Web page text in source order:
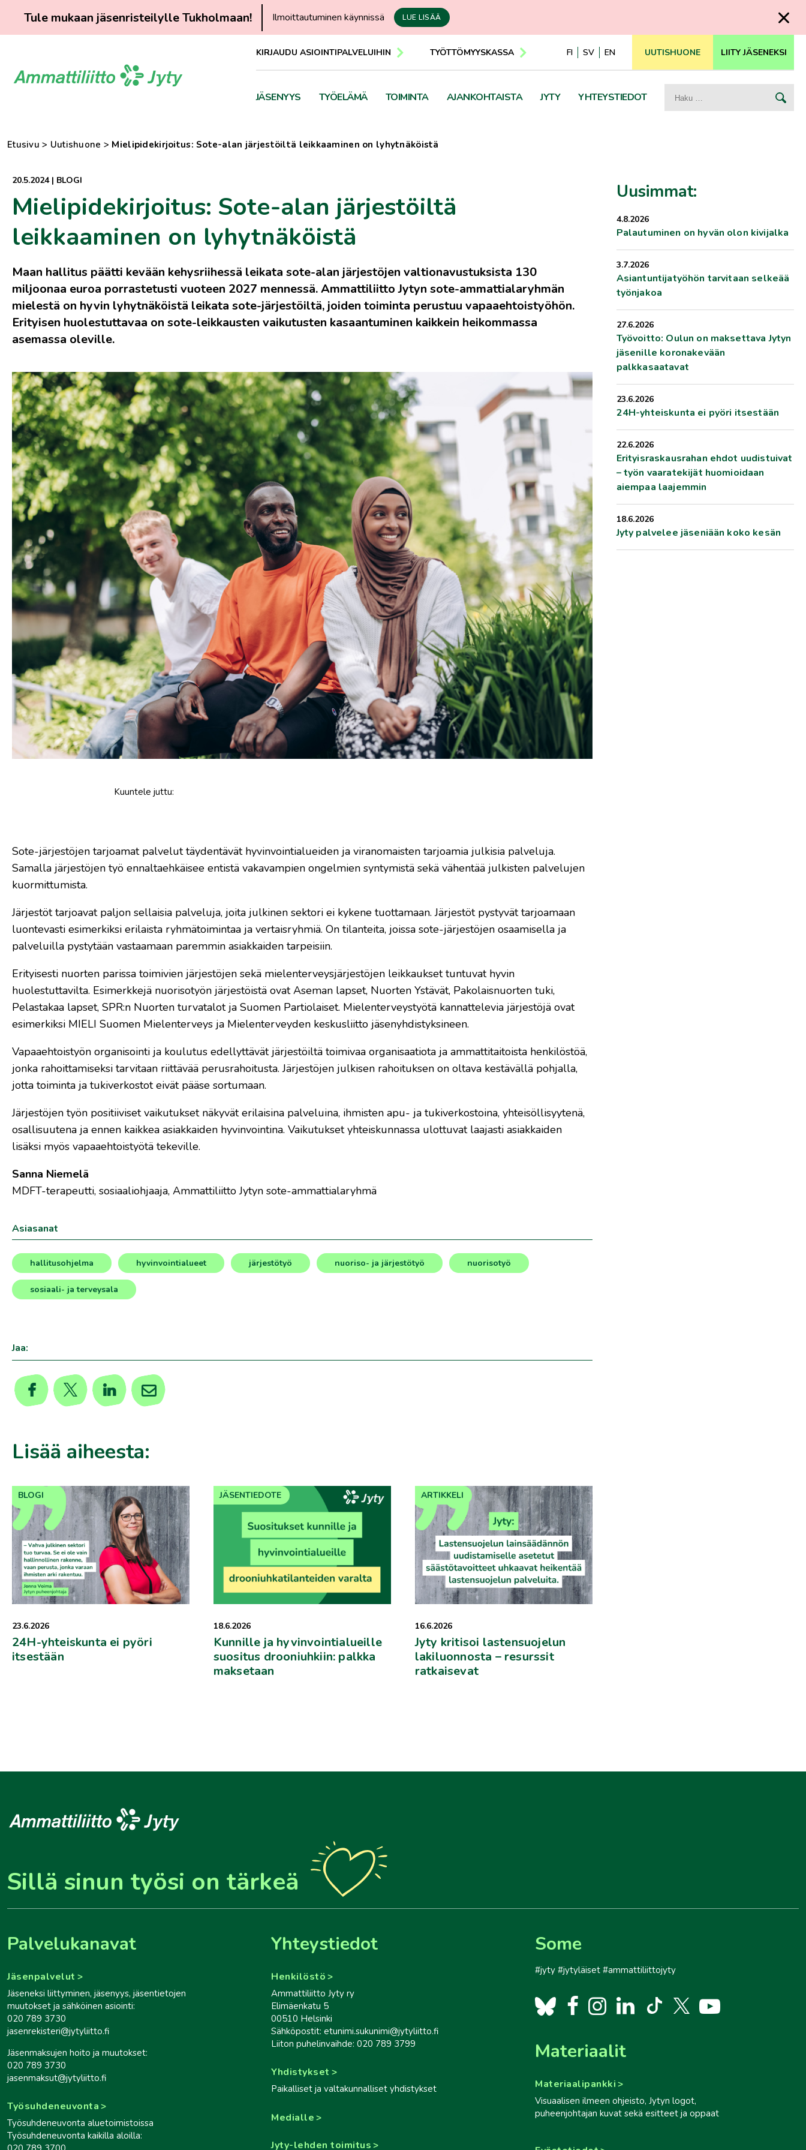
Tule mukaan jäsenristeilylle Tukholmaan! Ilmoittautuminen käynnissä LUE LISÄÄ
sisältöön
KIRJAUDU ASIOINTIPALVELUIHIN TYÖTTÖMYYSKASSA FI SV EN UUTISHUONE LIITY JÄSENEKSI
JÄSENYYS TYÖELÄMÄ TOIMINTA AJANKOHTAISTA JYTY YHTEYSTIEDOT Haku:
Etusivu > Uutishuone > Mielipidekirjoitus: Sote-alan järjestöiltä leikkaaminen on lyhytnäköistä
20.5.2024| BLOGI
Mielipidekirjoitus: Sote-alan järjestöiltä
leikkaaminen on lyhytnäköistä
Maan hallitus päätti kevään kehysriihessä leikata sote-alan järjestöjen valtionavustuksista 130
miljoonaa euroa porrastetusti vuoteen 2027 mennessä. Ammattiliitto Jytyn sote-ammattialaryhmän
mielestä on hyvin lyhytnäköistä leikata sote-järjestöiltä, joiden toiminta perustuu vapaaehtoistyöhön.
Erityisen huolestuttavaa on sote-leikkausten vaikutusten kasaantuminen kaikkein heikommassa
asemassa oleville.
Kuuntele juttu:
Sote-järjestöjen tarjoamat palvelut täydentävät hyvinvointialueiden ja viranomaisten tarjoamia julkisia palveluja.
Samalla järjestöjen työ ennaltaehkäisee entistä vakavampien ongelmien syntymistä sekä vähentää julkisten palvelujen
kuormittumista.
Järjestöt tarjoavat paljon sellaisia palveluja, joita julkinen sektori ei kykene tuottamaan. Järjestöt pystyvät tarjoamaan
luontevasti esimerkiksi erilaista ryhmätoimintaa ja vertaisryhmiä. On tilanteita, joissa sote-järjestöjen osaamisella ja
palveluilla pystytään vastaamaan paremmin asiakkaiden tarpeisiin.
Erityisesti nuorten parissa toimivien järjestöjen sekä mielenterveysjärjestöjen leikkaukset tuntuvat hyvin
huolestuttavilta. Esimerkkejä nuorisotyön järjestöistä ovat Aseman lapset, Nuorten Ystävät, Pakolaisnuorten tuki,
Pelastakaa lapset, SPR:n Nuorten turvatalot ja Suomen Partiolaiset. Mielenterveystyötä kannattelevia järjestöjä ovat
esimerkiksi MIELI Suomen Mielenterveys ja Mielenterveyden keskusliitto jäsenyhdistyksineen.
Vapaaehtoistyön organisointi ja koulutus edellyttävät järjestöiltä toimivaa organisaatiota ja ammattitaitoista henkilöstöä,
jonka rahoittamiseksi tarvitaan riittävää perusrahoitusta. Järjestöjen julkisen rahoituksen on oltava kestävällä pohjalla,
jotta toiminta ja tukiverkostot eivät pääse sortumaan.
Järjestöjen työn positiiviset vaikutukset näkyvät erilaisina palveluina, ihmisten apu- ja tukiverkostoina, yhteisöllisyytenä,
osallisuutena ja ennen kaikkea asiakkaiden hyvinvointina. Vaikutukset yhteiskunnassa ulottuvat laajasti asiakkaiden
lisäksi myös vapaaehtoistyötä tekeville.
Sanna Niemelä
MDFT-terapeutti, sosiaaliohjaaja, Ammattiliitto Jytyn sote-ammattialaryhmä
Asiasanat
hallitusohjelma
,
hyvinvointialueet
,
järjestötyö
,
nuoriso- ja järjestötyö
,
nuorisotyö
, sosiaali- ja terveysala
Jaa:
Lisää aiheesta:
23.6.2026
24H-yhteiskunta ei pyöri
itsestään
BLOGI
18.6.2026
Kunnille ja hyvinvointialueille
suositus drooniuhkiin: palkka
maksetaan
JÄSENTIEDOTE
16.6.2026
Jyty kritisoi lastensuojelun
lakiluonnosta – resurssit
ratkaisevat
ARTIKKELI
Uusimmat:
4.8.2026
Palautuminen on hyvän olon kivijalka
3.7.2026
Asiantuntijatyöhön tarvitaan selkeää
työnjakoa
27.6.2026
Työvoitto: Oulun on maksettava Jytyn
jäsenille koronakevään
palkkasaatavat
23.6.2026
24H-yhteiskunta ei pyöri itsestään
22.6.2026
Erityisraskausrahan ehdot uudistuivat
– työn vaaratekijät huomioidaan
aiempaa laajemmin
18.6.2026
Jyty palvelee jäseniään koko kesän
Sillä sinun työsi on tärkeä
Palvelukanavat
Jäsenpalvelut
Jäseneksi liittyminen, jäsenyys, jäsentietojen
muutokset ja sähköinen asiointi:
020 789 3730
jasenrekisteri@jytyliitto.fi
Jäsenmaksujen hoito ja muutokset:
020 789 3730
jasenmaksut@jytyliitto.fi
Työsuhdeneuvonta
Työsuhdeneuvonta aluetoimistoissa
Työsuhdeneuvonta kaikilla aloilla:
Yhteystiedot
Henkilöstö
Ammattiliitto Jyty ry
Elimäenkatu 5
00510 Helsinki
Sähköpostit: etunimi.sukunimi@jytyliitto.fi
Liiton puhelinvaihde: 020 789 3799
Yhdistykset
Paikalliset ja valtakunnalliset yhdistykset
Medialle
Jyty-lehden toimitus
Materiaalit
Materiaalipankki
Visuaalisen ilmeen ohjeisto, Jytyn logot,
puheenjohtajan kuvat sekä esitteet ja oppaat
Some
#jyty #jytyläiset #ammattiliittojyty